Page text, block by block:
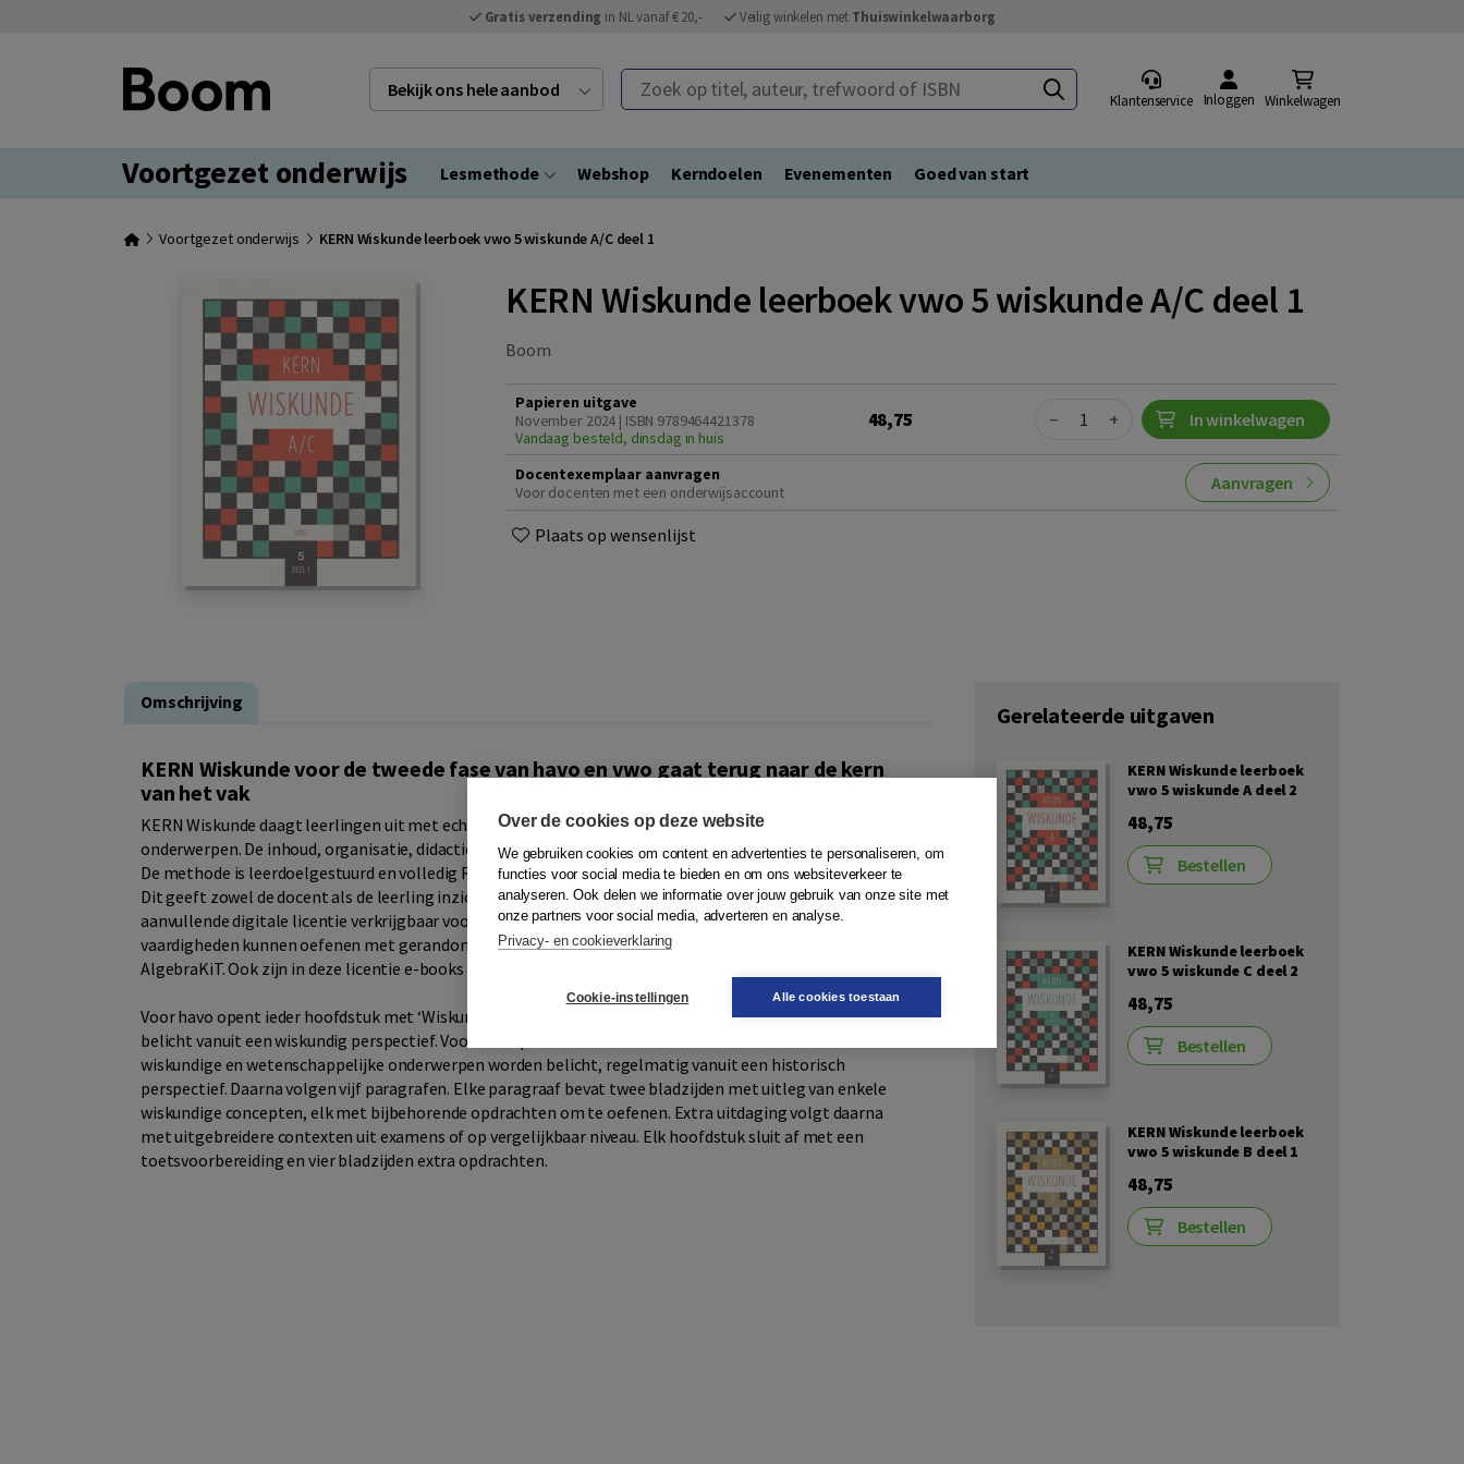
Gratis verzending in NL vanaf € 20,- Veilig winkelen met Thuiswinkelwaarborg
Bekijk ons hele aanbod Zoek op titel, auteur, trefwoord of ISBN
Klantenservice Inloggen Winkelwagen
Voortgezet onderwijs Lesmethode Webshop Kerndoelen Evenementen Goed van start
Voortgezet onderwijs KERN Wiskunde leerboek vwo 5 wiskunde A/C deel 1
KERN Wiskunde leerboek vwo 5 wiskunde A/C deel 1
Boom
Papieren uitgave
November 2024 | ISBN 9789464421378
Vandaag besteld, dinsdag in huis
48,75 Quantity
− + In winkelwagen
Docentexemplaar aanvragen
Voor docenten met een onderwijsaccount
Aanvragen
Plaats op wensenlijst
Omschrijving
KERN Wiskunde voor de tweede fase van havo en vwo gaat terug naar de kern
van het vak
KERN Wiskunde daagt leerlingen uit met echte wiskunde, praktische toepassingen en inspirerende
onderwerpen. De inhoud, organisatie, didactiek en vormgeving zijn afgestemd op het betreffende niveau.
De methode is leerdoelgestuurd en volledig RTTI-gecertificeerd. Alle opdrachten hebben een RTTI-label.
Dit geeft zowel de docent als de leerling inzicht in het leerproces. Bij KERN Wiskunde is een speciale
aanvullende digitale licentie verkrijgbaar voor de bovenbouw havo/vwo/gymnasium waarin leerlingen
vaardigheden kunnen oefenen met gerandomiseerde opdrachten, gemaakt in samenwerking met
AlgebraKiT. Ook zijn in deze licentie e-books beschikbaar van de voor-eindexamenjaren.
Voor havo opent ieder hoofdstuk met ‘Wiskunde in de praktijk’ waarin een praktisch onderwerp wordt
belicht vanuit een wiskundig perspectief. Voor vwo opent ieder hoofdstuk met ‘Academie’ waarin
wiskundige en wetenschappelijke onderwerpen worden belicht, regelmatig vanuit een historisch
perspectief. Daarna volgen vijf paragrafen. Elke paragraaf bevat twee bladzijden met uitleg van enkele
wiskundige concepten, elk met bijbehorende opdrachten om te oefenen. Extra uitdaging volgt daarna
met uitgebreidere contexten uit examens of op vergelijkbaar niveau. Elk hoofdstuk sluit af met een
toetsvoorbereiding en vier bladzijden extra opdrachten.
Gerelateerde uitgaven
KERN Wiskunde leerboek
vwo 5 wiskunde A deel 2
48,75
Bestellen
KERN Wiskunde leerboek
vwo 5 wiskunde C deel 2
48,75
Bestellen
KERN Wiskunde leerboek
vwo 5 wiskunde B deel 1
48,75
Bestellen
Over de cookies op deze website
We gebruiken cookies om content en advertenties te personaliseren, om
functies voor social media te bieden en om ons websiteverkeer te
analyseren. Ook delen we informatie over jouw gebruik van onze site met
onze partners voor social media, adverteren en analyse.
Privacy- en cookieverklaring
Cookie-instellingen Alle cookies toestaan